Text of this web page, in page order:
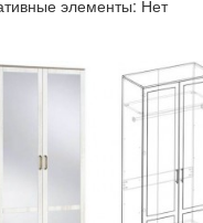
элементы: Нет